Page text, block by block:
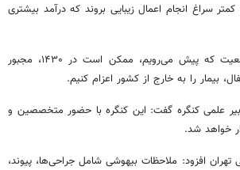
سراغ انجام اعمال زیبایی بروند که درآمد بیشتری
وی ادامه داد: با این وضعیت که پیش می‌رویم، ممکن است در ۱۴۳۰، مجبور
بیمار را به خارج از کشور اعزام کنیم.
علمی کنگره گفت: این کنگره با حضور متخصصین و
خواهد شد.
تهران افزود: ملاحظات بیهوشی شامل جراحی‌ها، پیوند،